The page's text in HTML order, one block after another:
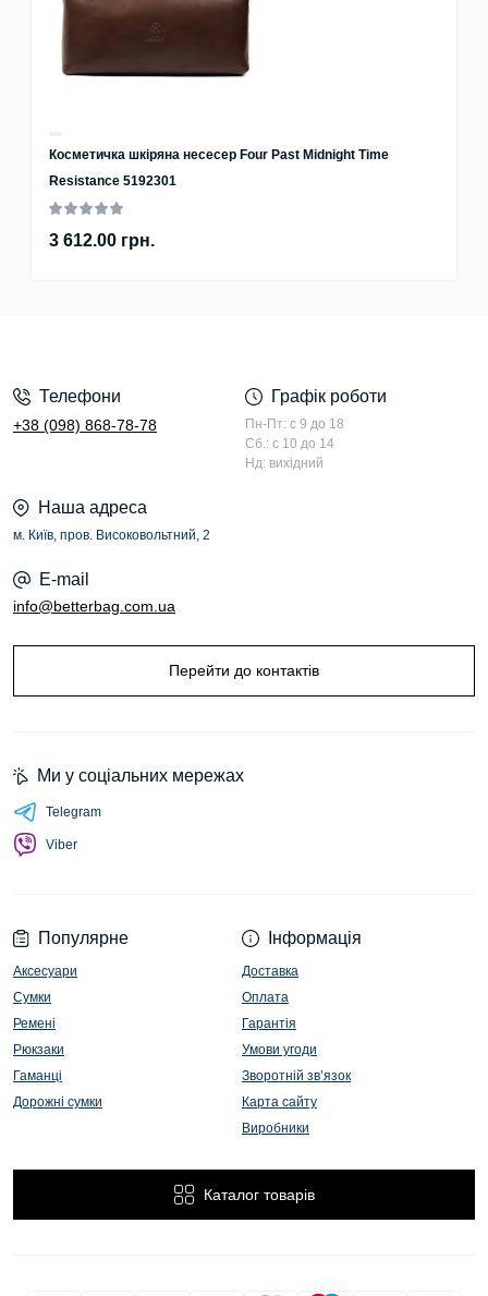
Косметичка шкіряна несесер Four Past Midnight Time
Resistance 5192301
3 612.00 грн.
Телефони
+38 (098) 868-78-78
Графік роботи
Пн-Пт: с 9 до 18
Сб.: с 10 до 14
Нд: вихідний
Наша адреса
м. Київ, пров. Високовольтний, 2
E-mail
info@betterbag.com.ua
Перейти до контактів
Популярне
Аксесуари
Сумки
Ремені
Рюкзаки
Гаманці
Дорожні сумки
Інформація
Доставка
Оплата
Гарантія
Умови угоди
Зворотній зв’язок
Карта сайту
Виробники
Каталог товарів
Ми у соціальних мережах
Telegram
Viber